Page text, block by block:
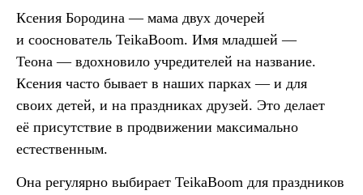
Ксения Бородина — мама двух дочерей
и сооснователь TeikaBoom. Имя младшей —
Теона — вдохновило учредителей на название.
Ксения часто бывает в наших парках — и для
своих детей, и на праздниках друзей. Это делает
её присутствие в продвижении максимально
естественным.
Она регулярно выбирает TeikaBoom для праздников